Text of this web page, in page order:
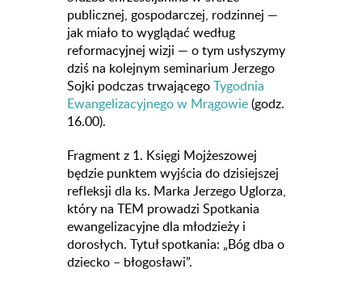
publicznej, gospodarczej, rodzinnej —
jak miało to wyglądać według
reformacyjnej wizji — o tym usłyszymy
dziś na kolejnym seminarium Jerzego
Sojki podczas trwającegoTygodnia
Ewangelizacyjnego w Mrągowie(godz.
16.00).
Fragment z 1. Księgi Mojżeszowej
będzie punktem wyjścia do dzisiejszej
refleksji dla ks. Marka Jerzego Uglorza,
który na TEM prowadzi Spotkania
ewangelizacyjne dla młodzieży i
dorosłych. Tytuł spotkania: „Bóg dba o
dziecko – błogosławi”.